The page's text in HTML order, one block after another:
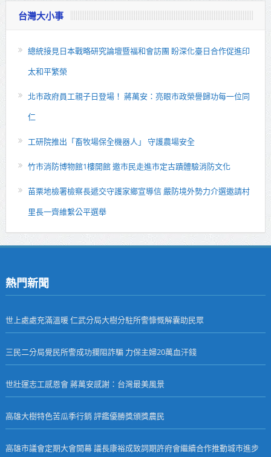
台灣大小事
總統接見日本戰略研究論壇暨福和會訪團 盼深化臺日合作促進印
太和平繁榮
北市政府員工親子日登場！ 蔣萬安：亮眼市政榮譽歸功每一位同
仁
工研院推出「畜牧場保全機器人」 守護農場安全
竹市消防博物館1樓開館 邀市民走進市定古蹟體驗消防文化
苗栗地檢署檢察長遞交守護家鄉宣導信 嚴防境外勢力介選邀請村
里長一齊維繫公平選舉
熱門新聞
世上處處充滿溫暖 仁武分局大樹分駐所警慷慨解囊助民眾
三民二分局覺民所警成功攔阻詐騙 力保主婦20萬血汗錢
世壯運志工感恩會 蔣萬安感謝：台灣最美風景
高雄大樹特色苦瓜季行銷 評鑑優勝獎頒獎農民
高雄市議會定期大會開幕 議長康裕成致詞期許府會繼續合作推動城市進步